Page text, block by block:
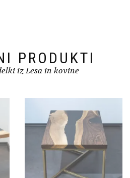
PRODUKTI
iz Lesa in kovine